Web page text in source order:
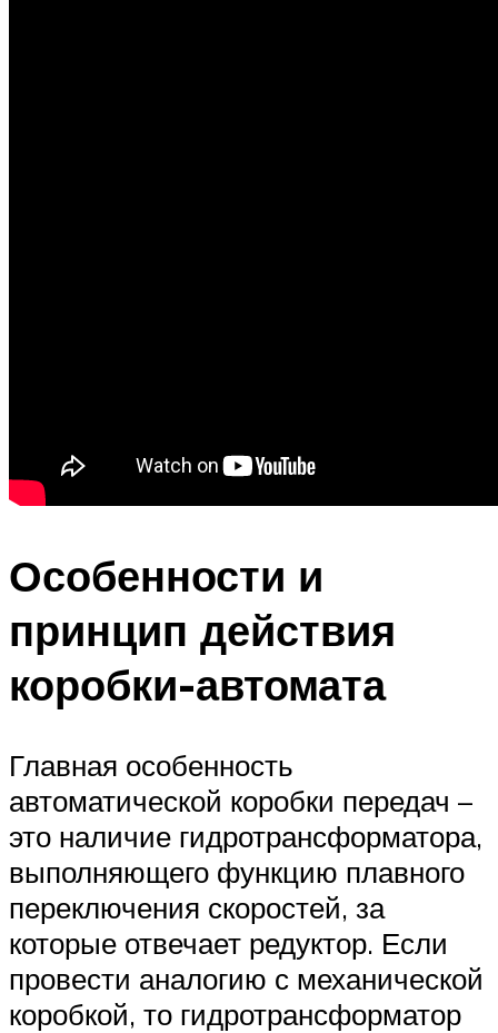
Особенности и
принцип действия
коробки-автомата
Главная особенность
автоматической коробки передач –
это наличие гидротрансформатора,
выполняющего функцию плавного
переключения скоростей, за
которые отвечает редуктор. Если
провести аналогию с механической
коробкой, то гидротрансформатор